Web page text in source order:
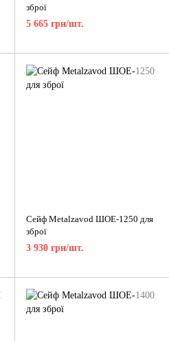
зброї
5 665 грн/шт.
Сейф Metalzavod ШОЕ-1250 для
зброї
3 930 грн/шт.